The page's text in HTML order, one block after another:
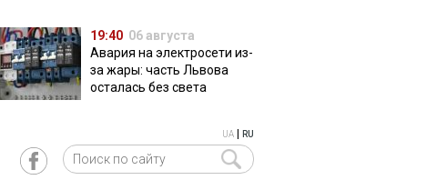
19:40 06 августа
Авария на электросети из-
за жары: часть Львова
осталась без света
UA RU